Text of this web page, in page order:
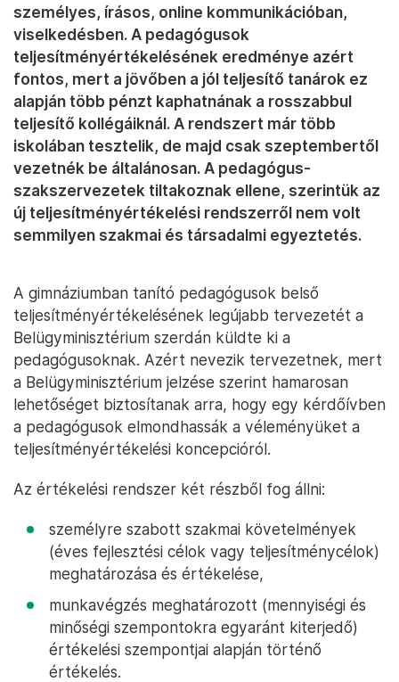
személyes, írásos, online kommunikációban,
viselkedésben. A pedagógusok
teljesítményértékelésének eredménye azért
fontos, mert a jövőben a jól teljesítő tanárok ez
alapján több pénzt kaphatnának a rosszabbul
teljesítő kollégáiknál. A rendszert már több
iskolában tesztelik, de majd csak szeptembertől
vezetnék be általánosan. A pedagógus-
szakszervezetek tiltakoznak ellene, szerintük az
új teljesítményértékelési rendszerről nem volt
semmilyen szakmai és társadalmi egyeztetés.
A gimnáziumban tanító pedagógusok belső
teljesítményértékelésének legújabb tervezetét a
Belügyminisztérium szerdán küldte ki a
pedagógusoknak. Azért nevezik tervezetnek, mert
a Belügyminisztérium jelzése szerint hamarosan
lehetőséget biztosítanak arra, hogy egy kérdőívben
a pedagógusok elmondhassák a véleményüket a
teljesítményértékelési koncepcióról.
Az értékelési rendszer két részből fog állni:
személyre szabott szakmai követelmények
(éves fejlesztési célok vagy teljesítménycélok)
meghatározása és értékelése,
munkavégzés meghatározott (mennyiségi és
minőségi szempontokra egyaránt kiterjedő)
értékelési szempontjai alapján történő
értékelés.